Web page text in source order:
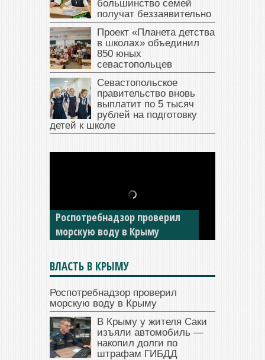
большинство семей
получат беззаявительно
Проект «Планета детства
в школах» объединил
850 юных
севастопольцев
Севастопольское
правительство вновь
выплатит по 5 тысяч
рублей на подготовку
детей к школе
В Крыму у жителя Саки
изъяли автомобиль —
накопил долги по штрафам
ГИБДД
ВЛАСТЬ В КРЫМУ
Роспотребнадзор проверил
морскую воду в Крыму
В Крыму у жителя Саки
изъяли автомобиль —
накопил долги по
штрафам ГИБДД